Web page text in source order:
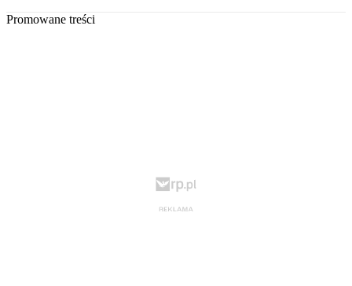
Promowane treści